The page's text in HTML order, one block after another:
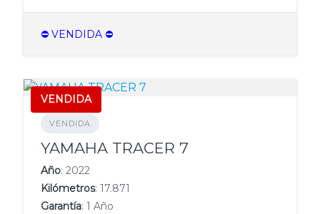
⛔️ VENDIDA ⛔️
VENDIDA
VENDIDA
YAMAHA TRACER 7
Año: 2022
Kilómetros: 17.871
Garantía: 1 Año